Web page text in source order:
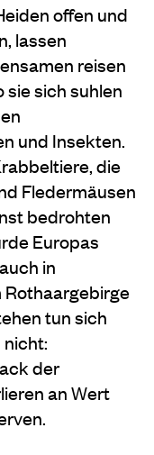
offen und
lassen
reisen
sie sich suhlen
und Insekten.
die
Fledermäusen
bedrohten
Europas
in
tun sich
der
an Wert